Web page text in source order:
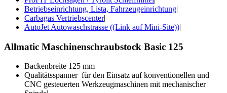
Betriebseinrichtung, Lista, Fahrzeugeinrichtung|
Carbagas Vertriebscenter|
AutoJet Autowaschstrasse ((Link auf Mini-Site))|
Allmatic Maschinenschraubstock Basic 125
Backenbreite 125 mm
Qualitätsspanner für den Einsatz auf konventionellen und
CNC gesteuerten Werkzeugmaschinen mit mechanischer